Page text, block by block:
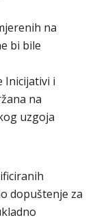
na
bi bile
Inicijativi i
na
uzgoja
dopuštenje za